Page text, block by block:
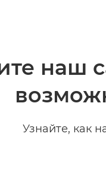
наш
Узнайте, как